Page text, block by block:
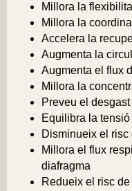
Millora la
Millora la
Accelera la
Augmenta la
Augmenta el flux
Millora la
Preveu el
Equilibra la
Disminueix el risc
Millora el flux
diafragma
Redueix el risc